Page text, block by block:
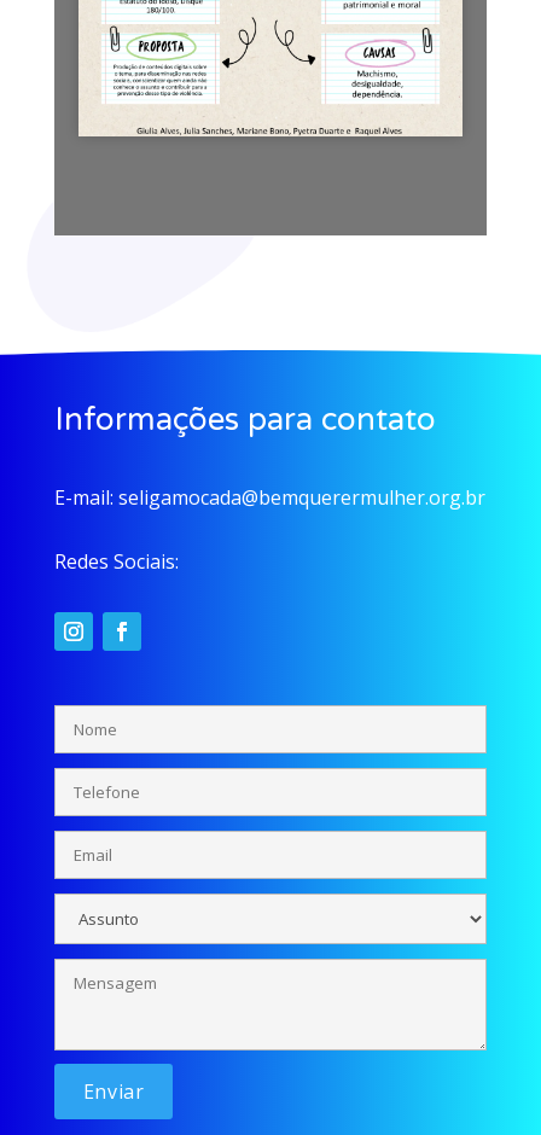
Informações para contato
E-mail: seligamocada@bemquerermulher.org.br
Redes Sociais: